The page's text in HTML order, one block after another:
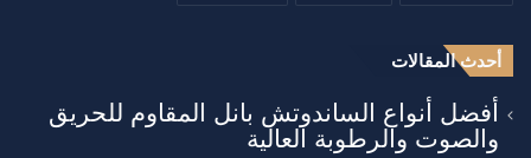
أحدث المقالات
أفضل أنواع الساندوتش بانل المقاوم للحريق
والصوت والرطوبة العالية